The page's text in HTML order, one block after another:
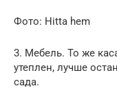
Фото: Hitta hem
3. Мебель. То же
утеплен, лучше
сада.